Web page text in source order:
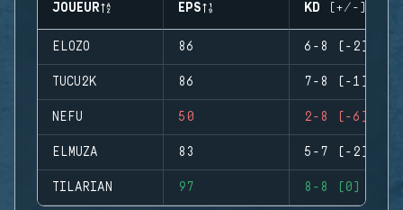
JOUEUR EPS KD (+/-)
ELOZO 86 6-8 (-2)
TUCU2K 86 7-8 (-1)
NEFU 50 2-8 (-6)
ELMUZA 83 5-7 (-2)
TILARIAN 97 8-8 (0)